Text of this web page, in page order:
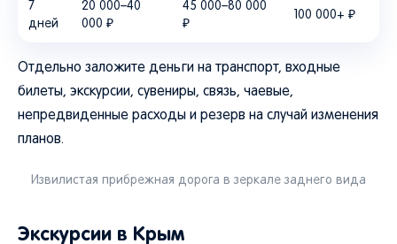
7
дней
20 000–40
000 ₽
45 000–80 000
₽
100 000+ ₽
Отдельно заложите деньги на транспорт, входные
билеты, экскурсии, сувениры, связь, чаевые,
непредвиденные расходы и резерв на случай изменения
планов.
Извилистая прибрежная дорога в зеркале заднего вида
Экскурсии в Крым